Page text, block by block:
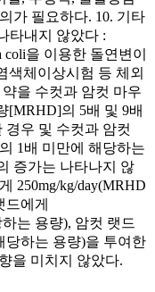
가 필요하다. 10. 기타
타내지 않았다 :
coli을 이용한 돌연변이
색체이상시험 등 체외
을 수컷과 암컷 마우
[MRHD]의 5배 및 9배
경우 및 수컷과 암컷
1배 미만에 해당하는
증가는 나타나지 않
250mg/kg/day(MRHD
드에게
는 용량), 암컷 랫드
당하는 용량)을 투여한
을 미치지 않았다.